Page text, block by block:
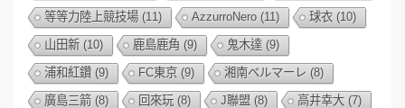
等等力陸上競技場 (11) AzzurroNero (11) 球衣 (10)
山田新 (10) 鹿島鹿角 (9) 鬼木達 (9)
浦和紅鑽 (9) FC東京 (9) 湘南ベルマーレ (8)
廣島三箭 (8) 回來玩 (8) J聯盟 (8) 高井幸大 (7)